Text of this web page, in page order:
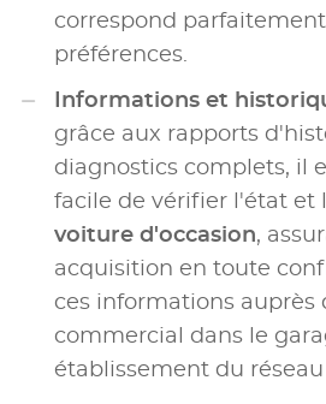
correspond
préférences.
Informations et
grâce aux rapports
diagnostics complets, il
facile de vérifier l'état et
voiture d'occasion,
acquisition en toute
ces informations auprès
commercial dans le
établissement du